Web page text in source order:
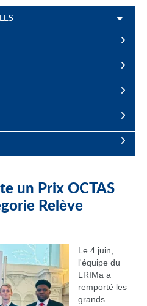
un Prix OCTAS
Relève
Le 4 juin,
l'équipe du
LRIMa a
remporté les
grands